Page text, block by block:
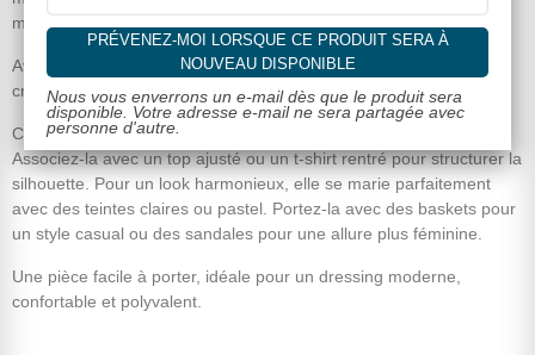
maintien confortable tout au long de la journée.
Avec sa longueur midi de 80 cm, la jupe SONNY est idéale pour
créer des looks variés, du plus décontracté au plus féminin.
Conseil de Mademoiselle Caprices :
Associez-la avec un top ajusté ou un t-shirt rentré pour structurer la
silhouette. Pour un look harmonieux, elle se marie parfaitement
avec des teintes claires ou pastel. Portez-la avec des baskets pour
un style casual ou des sandales pour une allure plus féminine.
Une pièce facile à porter, idéale pour un dressing moderne,
confortable et polyvalent.
PRÉVENEZ-MOI LORSQUE CE PRODUIT SERA À
NOUVEAU DISPONIBLE
Nous vous enverrons un e-mail dès que le produit sera
disponible. Votre adresse e-mail ne sera partagée avec
personne d'autre.